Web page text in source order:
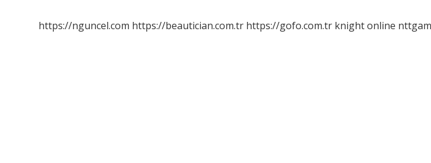
https://nguncel.com https://beautician.com.tr https://gofo.com.tr knight online